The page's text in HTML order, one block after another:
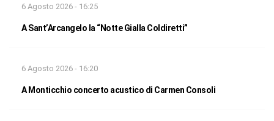
6 Agosto 2026 - 16:25
A Sant’Arcangelo la “Notte Gialla Coldiretti”
6 Agosto 2026 - 16:20
A Monticchio concerto acustico di Carmen Consoli